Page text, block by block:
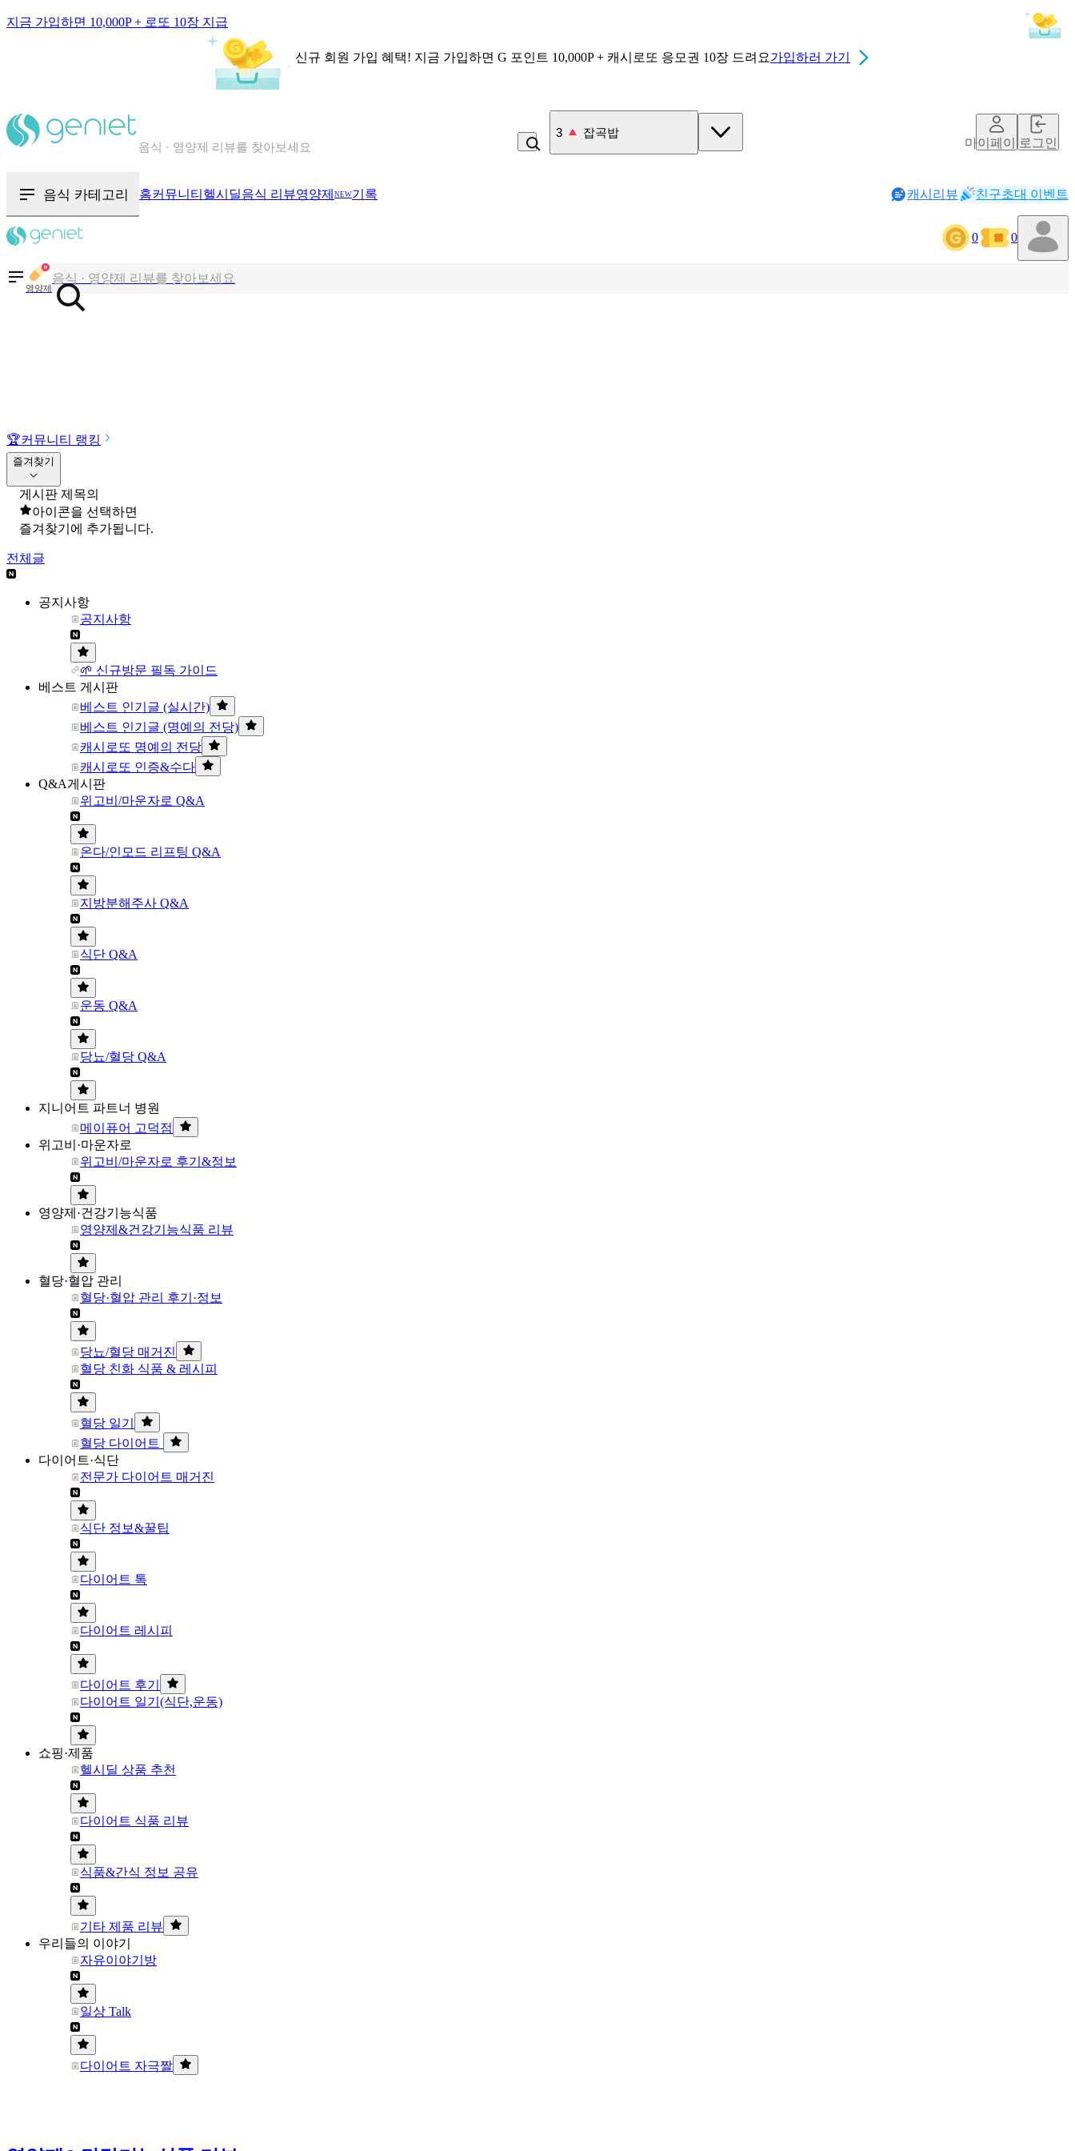
지금 가입하면 10,000P + 로또 10장 지급
신규 회원 가입 혜택! 지금 가입하면 G 포인트 10,000P + 캐시로또 응모권 10장 드려요가입하러 가기
칼로리와 영양성분을 검색해보세요
3 잡곡밥
마이페이지로그인
음식 카테고리 홈커뮤니티 헬시딜음식 리뷰영양제 NEW기록 캐시리뷰 친구초대 이벤트
0 0
영양제
칼로리와 영양성분을 검색해보세요
혈당 · 다이어트 음식 검색해보세요
🏆커뮤니티 랭킹
즐겨찾기
게시판 제목의
아이콘을 선택하면
즐겨찾기에 추가됩니다.
전체글
공지사항
공지사항
🌱 신규방문 필독 가이드
베스트 게시판
베스트 인기글 (실시간)
베스트 인기글 (명예의 전당)
캐시로또 명예의 전당
캐시로또 인증&수다
Q&A게시판
위고비/마운자로 Q&A
온다/인모드 리프팅 Q&A
지방분해주사 Q&A
식단 Q&A
운동 Q&A
당뇨/혈당 Q&A
지니어트 파트너 병원
메이퓨어 고덕점
위고비·마운자로
위고비/마운자로 후기&정보
영양제·건강기능식품
영양제&건강기능식품 리뷰
혈당·혈압 관리
혈당·혈압 관리 후기·정보
당뇨/혈당 매거진
혈당 친화 식품 & 레시피
혈당 일기
혈당 다이어트
다이어트·식단
전문가 다이어트 매거진
식단 정보&꿀팁
다이어트 톡
다이어트 레시피
다이어트 후기
다이어트 일기(식단,운동)
쇼핑·제품
헬시딜 상품 추천
다이어트 식품 리뷰
식품&간식 정보 공유
기타 제품 리뷰
우리들의 이야기
자유이야기방
일상 Talk
다이어트 자극짤